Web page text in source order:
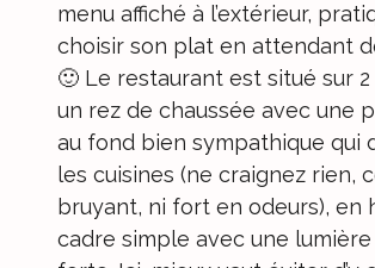
menu affiché à l’extérieur,
choisir son plat en attendant
🙂 Le restaurant est situé sur
un rez de chaussée avec une
au fond bien sympathique qui
les cuisines (ne craignez rien,
bruyant, ni fort en odeurs), en
cadre simple avec une